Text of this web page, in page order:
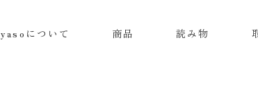
yasoについて 商品 読み物